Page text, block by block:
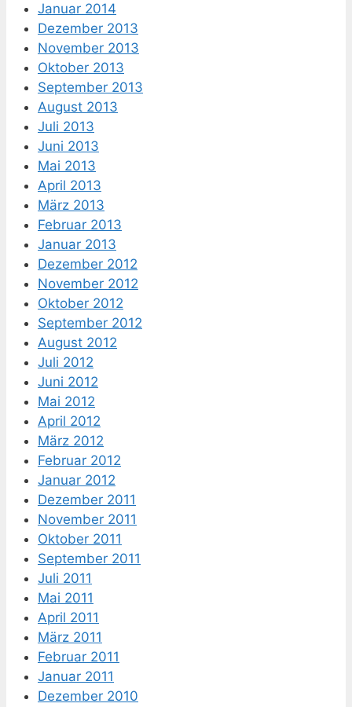
Januar 2014
Dezember 2013
November 2013
Oktober 2013
September 2013
August 2013
Juli 2013
Juni 2013
Mai 2013
April 2013
März 2013
Februar 2013
Januar 2013
Dezember 2012
November 2012
Oktober 2012
September 2012
August 2012
Juli 2012
Juni 2012
Mai 2012
April 2012
März 2012
Februar 2012
Januar 2012
Dezember 2011
November 2011
Oktober 2011
September 2011
Juli 2011
Mai 2011
April 2011
März 2011
Februar 2011
Januar 2011
Dezember 2010